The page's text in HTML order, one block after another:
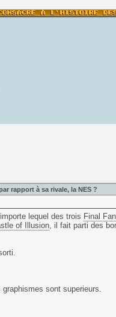
rapport à sa rivale, la NES ?
lequel des trois Final
of Illusion, il fait parti des
sont superieurs.